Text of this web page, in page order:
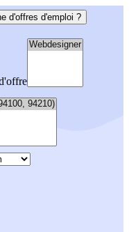
d'offres d'emploi ?